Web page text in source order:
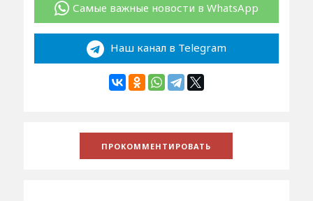
Самые важные новости в WhatsApp
Наш канал в Telegram